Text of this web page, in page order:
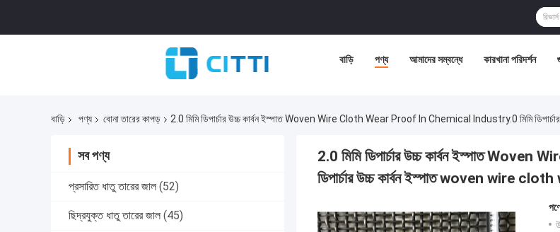
বাড়ি পণ্য আমাদের সম্বন্ধে কারখানা পরিদর্শন
বাড়ি পণ্য বোনা তারের কাপড় 2.0 মিমি ডিপার্চার উচ্চ কার্বন ইস্পাত Woven Wire Cloth Wear Proof In Chemical Industry.0 মিমি
সব পণ্য
প্রসারিত ধাতু তারের জাল (52)
ছিদ্রযুক্ত ধাতু তারের জাল (45)
2.0 মিমি ডিপার্চার উচ্চ কার্বন ইস্পাত
ডিপার্চার উচ্চ কার্বন ইস্পাত woven